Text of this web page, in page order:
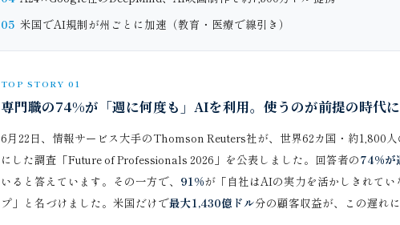
05 米国でAI規制が州ごとに加速（教育・医療で線引き）
TOP STORY 01
専門職の74%が「週に何度も」AIを利用。使うのが前提の時代に
6月22日、情報サービス大手のThomson Reuters社が、世界62カ国・約1,800
にした調査「Future of Professionals 2026」を公表しました。回答者の74%が
いると答えています。その一方で、 91%が「自社はAIの実力を活かしきれて
プ」と名づけました。米国だけで最大1,430億ドル分の顧客収益が、この遅れ